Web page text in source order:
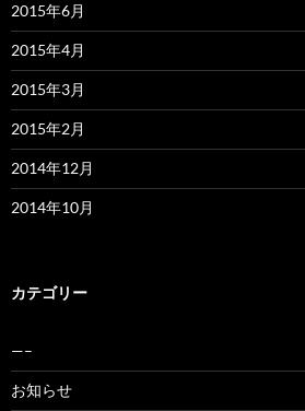
2015年6月
2015年4月
2015年3月
2015年2月
2014年12月
2014年10月
カテゴリー
—–
お知らせ